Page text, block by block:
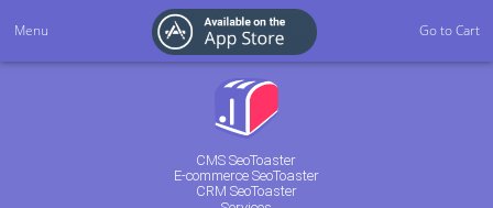
CMS SeoToaster
E-commerce SeoToaster
CRM SeoToaster
Menu Go to Cart